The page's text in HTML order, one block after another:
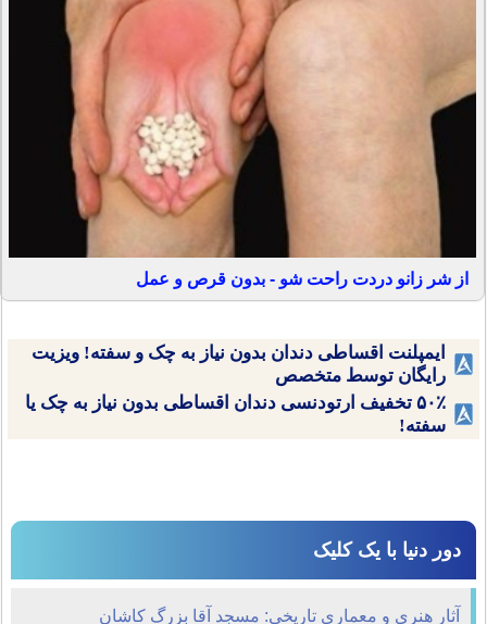
از شر زانو دردت راحت شو - بدون قرص و عمل
ایمپلنت اقساطی دندان بدون نیاز به چک و سفته! ویزیت
رایگان توسط متخصص
۵۰٪ تخفیف ارتودنسی دندان اقساطی بدون نیاز به چک یا
سفته!
دور دنیا با یک کلیک
آثار هنری و معماری تاریخی: مسجد آقا بزرگ کاشان